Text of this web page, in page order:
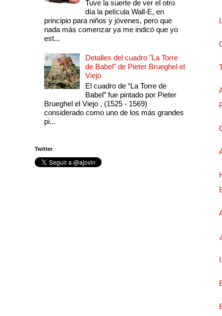
Tuve la suerte de ver el otro
día la película Wall-E, en
principio para niños y jóvenes, pero que
nada más comenzar ya me indicó que yo
est...
Detalles del cuadro "La Torre
de Babel" de Pieter Brueghel el
Viejo
El cuadro de “La Torre de
Babel” fue pintado por Pieter
Brueghel el Viejo , (1525 - 1569)
considerado como uno de los más grandes
pi...
Twitter